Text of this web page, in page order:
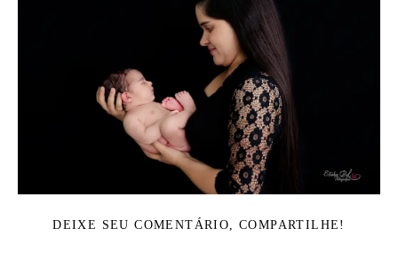
DEIXE SEU COMENTÁRIO, COMPARTILHE!